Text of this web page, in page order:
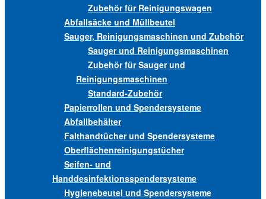
Zubehör für Reinigungswagen
Abfallsäcke und Müllbeutel
Sauger, Reinigungsmaschinen und Zubehör
Sauger und Reinigungsmaschinen
Zubehör für Sauger und
Reinigungsmaschinen
Standard-Zubehör
Papierrollen und Spendersysteme
Abfallbehälter
Falthandtücher und Spendersysteme
Oberflächenreinigungstücher
Seifen- und
Handdesinfektionsspendersysteme
Hygienebeutel und Spendersysteme